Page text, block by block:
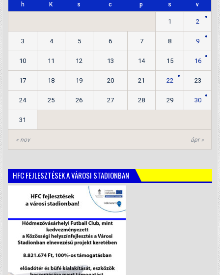
h K s c p s v
« nov ápr »
1 2
3 4 5 6 7 8 9
10 11 12 13 14 15 16
17 18 19 20 21 22 23
24 25 26 27 28 29 30
31
HFC FEJLESZTÉSEK A VÁROSI STADIONBAN